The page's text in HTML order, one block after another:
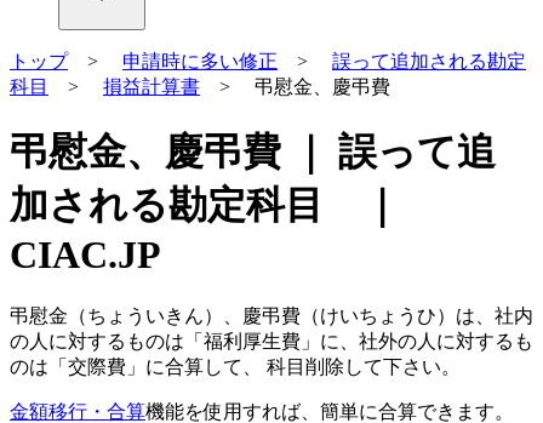
トップ> 申請時に多い修正 > 誤って追加される勘定
科目
> 損益計算書 > 弔慰金、慶弔費
弔慰金、慶弔費 ｜ 誤って追
加される勘定科目 ｜
CIAC.JP
弔慰金（ちょういきん）、慶弔費（けいちょうひ）は、社内
の人に対するものは「福利厚生費」に、社外の人に対するも
のは「交際費」に合算して、 科目削除して下さい。
金額移行・合算機能を使用すれば、簡単に合算できます。